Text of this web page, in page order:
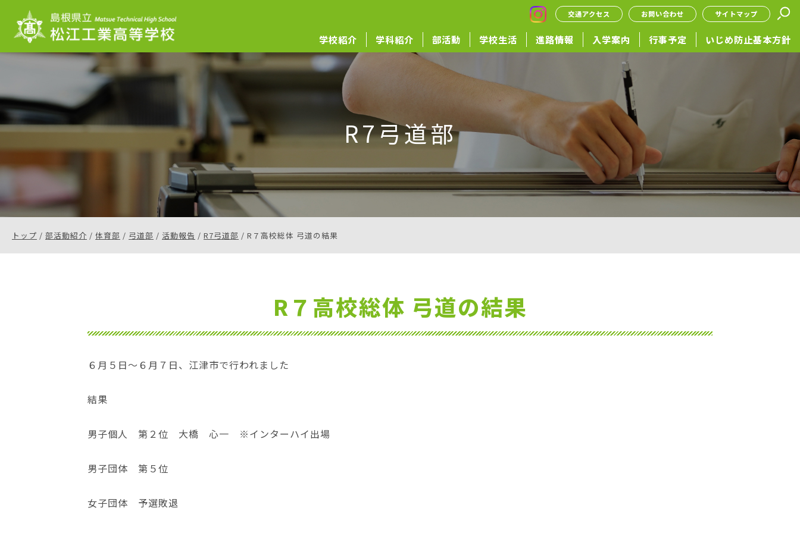
このページの本文へ 交通アクセス お問い合わせ サイトマップ
学校紹介 学科紹介 部活動 学校生活 進路情報 入学案内 行事予定 いじめ防止基本方針
R7弓道部
現
トップ / 部活動紹介 / 体育部 / 弓道部 / 活動報告 / R7弓道部 / R７高校総体 弓道の結果
R７高校総体 弓道の結果
６月５日～６月７日、江津市で行われました
結果
男子個人 第２位 大橋 心一 ※インターハイ出場
男子団体 第５位
女子団体 予選敗退